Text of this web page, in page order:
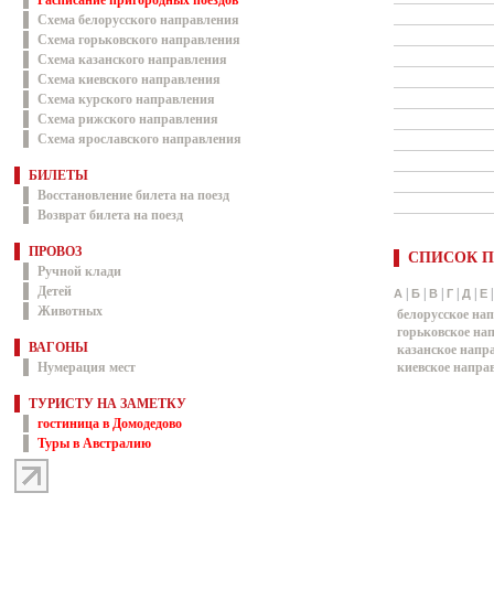
Схема белорусского направления
Схема горьковского направления
Схема казанского направления
Схема киевского направления
Схема курского направления
Схема рижского направления
Схема ярославского направления
БИЛЕТЫ
Восстановление билета на поезд
Возврат билета на поезд
ПРОВОЗ
Ручной клади
Детей
Животных
ВАГОНЫ
Нумерация мест
ТУРИСТУ НА ЗАМЕТКУ
гостиница в Домодедово
Туры в Австралию
СПИСОК
А Б В Г Д Е
белорусское
горьковское
казанское
киевское